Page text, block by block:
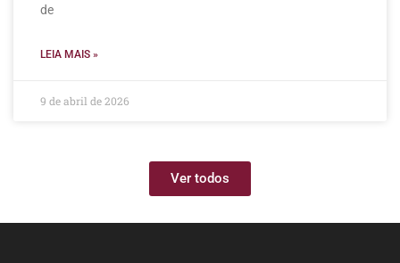
de
LEIA MAIS »
9 de abril de 2026
Ver todos